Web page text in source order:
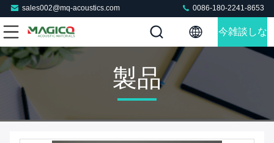
sales002@mq-acoustics.com 0086-180-2241-8653
今雑談しな
製品